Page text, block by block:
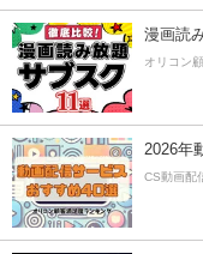
漫画読
オリコン
2026年
CS動画配